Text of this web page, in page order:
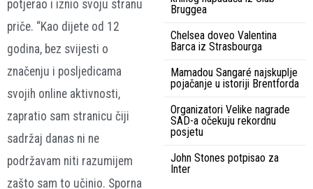
potjerao i iznio svoju stranu
priče. “Kao dijete od 12
godina, bez svijesti o
značenju i posljedicama
svojih online aktivnosti,
zapratio sam stranicu čiji
sadržaj danas ni ne
podržavam niti razumijem
zašto sam to učinio. Sporna
Bruggea
Chelsea doveo Valentina
Barca iz Strasbourga
Mamadou Sangaré najskuplje
pojačanje u istoriji Brentforda
Organizatori Velike nagrade
SAD-a očekuju rekordnu
posjetu
John Stones potpisao za
Inter